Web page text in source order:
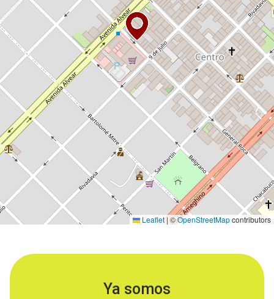
Leaflet | ©OpenStreetMapcontributors
Ya somos